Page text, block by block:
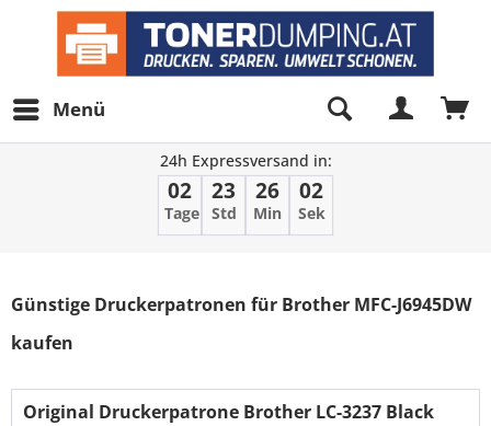
Menü
24h Expressversand in:
02
Tage
23
Std
26
Min
01
Sek
Günstige Druckerpatronen für Brother MFC-J6945DW
kaufen
Original Druckerpatrone Brother LC-3237 Black